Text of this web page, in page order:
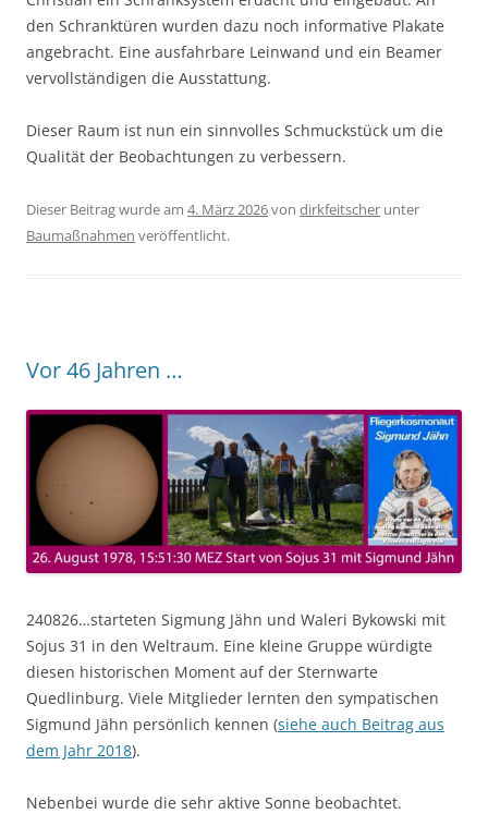
den Schranktüren wurden dazu noch informative Plakate
angebracht. Eine ausfahrbare Leinwand und ein Beamer
vervollständigen die Ausstattung.
Dieser Raum ist nun ein sinnvolles Schmuckstück um die
Qualität der Beobachtungen zu verbessern.
Dieser Beitrag wurde am 4. März 2026von dirkfeitscher unter
Baumaßnahmen veröffentlicht.
Vor 46 Jahren …
240826…starteten Sigmung Jähn und Waleri Bykowski mit
Sojus 31 in den Weltraum. Eine kleine Gruppe würdigte
diesen historischen Moment auf der Sternwarte
Quedlinburg. Viele Mitglieder lernten den sympatischen
Sigmund Jähn persönlich kennen (siehe auch Beitrag aus
dem Jahr 2018).
Nebenbei wurde die sehr aktive Sonne beobachtet.